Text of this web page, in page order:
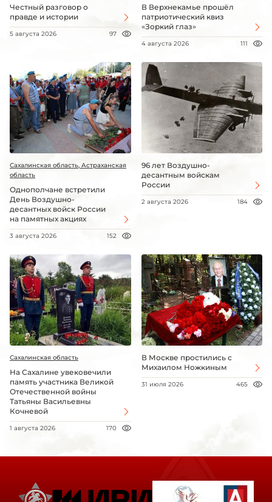
Честный разговор о
правде и истории
5 августа 2026 97
В Верхнекамье прошёл
патриотический квиз
«Зоркий глаз»
4 августа 2026 111
Сахалинская область, Астраханская
область
Однополчане встретили
День Воздушно-
десантных войск России
на памятных акциях
3 августа 2026 152
96 лет Воздушно-
десантным войскам
России
2 августа 2026 184
Сахалинская область
На Сахалине увековечили
память участника Великой
Отечественной войны
Татьяны Васильевны
Кочневой
1 августа 2026 170
В Москве простились с
Михаилом Ножкиным
31 июля 2026 465